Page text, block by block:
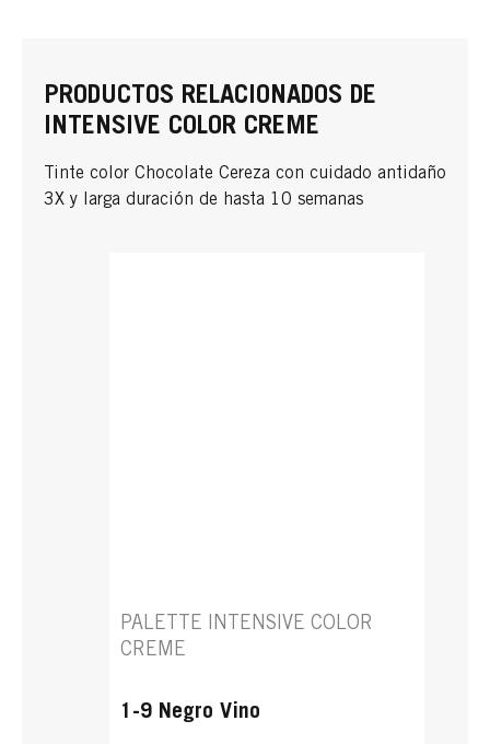
PRODUCTOS RELACIONADOS DE
INTENSIVE COLOR CREME
Tinte color Chocolate Cereza con cuidado antidaño
3X y larga duración de hasta 10 semanas
PALETTE INTENSIVE COLOR
CREME
1-9 Negro Vino